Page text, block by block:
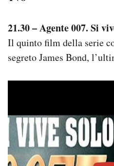
21.30 – Agente 007. Si
Il quinto film della serie
segreto James Bond,